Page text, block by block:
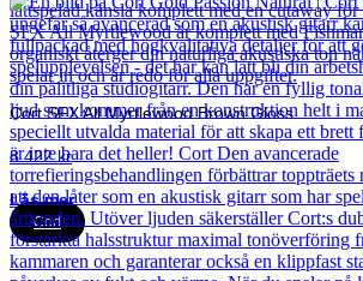
Cort SFX All Myrtlewood Brown Gloss
8 422kr
Läs mer
Cort